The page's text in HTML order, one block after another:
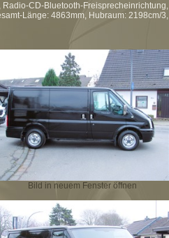
CD-Bluetooth-Freisprecheinrichtung,
Länge: 4863mm, Hubraum: 2198cm/3,
Bild in neuem Fenster öffnen